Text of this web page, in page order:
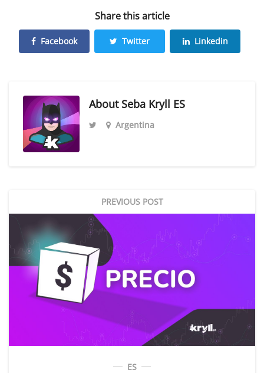
Share this article
Facebook Twitter Linkedin
About Seba Kryll ES
Argentina
PREVIOUS POST
ES